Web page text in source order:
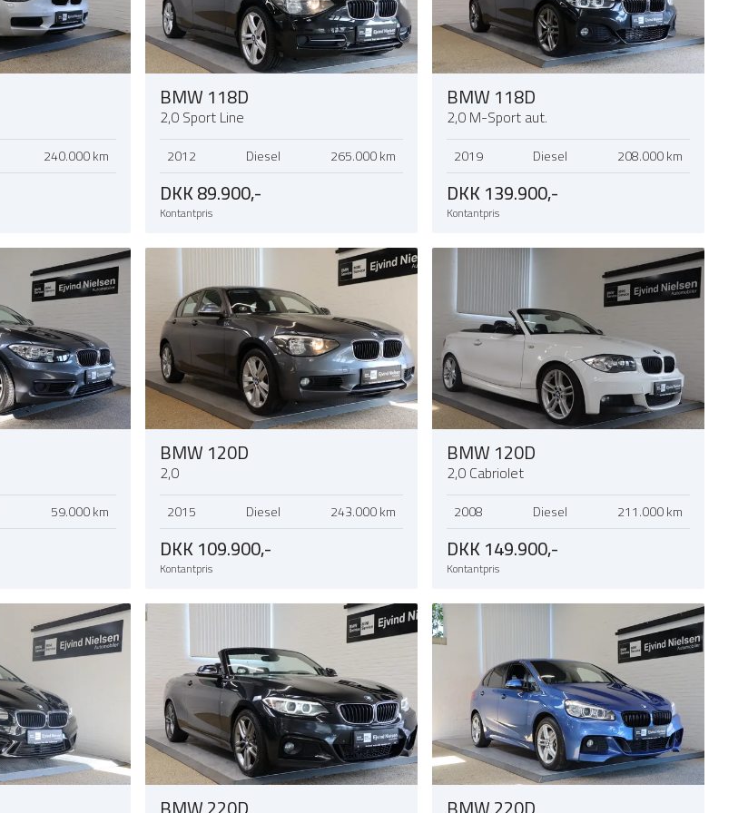
240.000 km
BMW 118D
2,0 Sport Line
2012 Diesel 265.000 km
DKK 89.900,-
Kontantpris
BMW 118D
2,0 M-Sport aut.
2019 Diesel 208.000 km
DKK 139.900,-
Kontantpris
59.000 km
BMW 120D
2,0
2015 Diesel 243.000 km
DKK 109.900,-
Kontantpris
BMW 120D
2,0 Cabriolet
2008 Diesel 211.000 km
DKK 149.900,-
Kontantpris